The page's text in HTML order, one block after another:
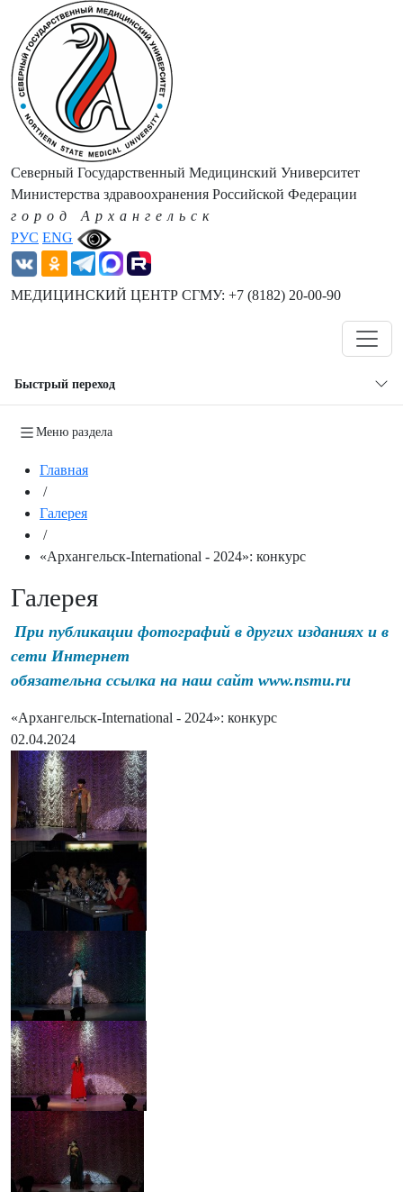
РУС ENG
Северный Государственный Медицинский Университет
Министерства здравоохранения Российской Федерации
город Архангельск
МЕДИЦИНСКИЙ ЦЕНТР СГМУ: +7 (8182) 20-00-90
Быстрый переход
Меню раздела
Главная
/
Галерея
/
«Архангельск-International - 2024»: конкурс
Галерея
При публикации фотографий в других изданиях и в
сети Интернет
обязательна ссылка на наш сайт www.nsmu.ru
«Архангельск-International - 2024»: конкурс
02.04.2024